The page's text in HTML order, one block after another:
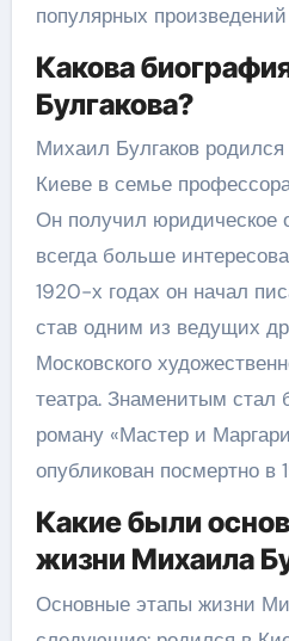
популярных
Какова
Булгакова?
Михаил Булгаков родился
Киеве в семье
Он получил юридическое
всегда больше
1920-х годах он начал
став одним из ведущих
Московского
театра. Знаменитым стал
роману «Мастер и
опубликован посмертно в
Какие были
жизни Михаила
Основные этапы жизни